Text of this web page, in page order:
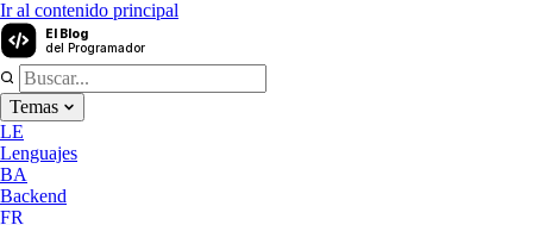
Ir al contenido principal
El Blog
del Programador
Temas
LE
Lenguajes
BA
Backend
FR